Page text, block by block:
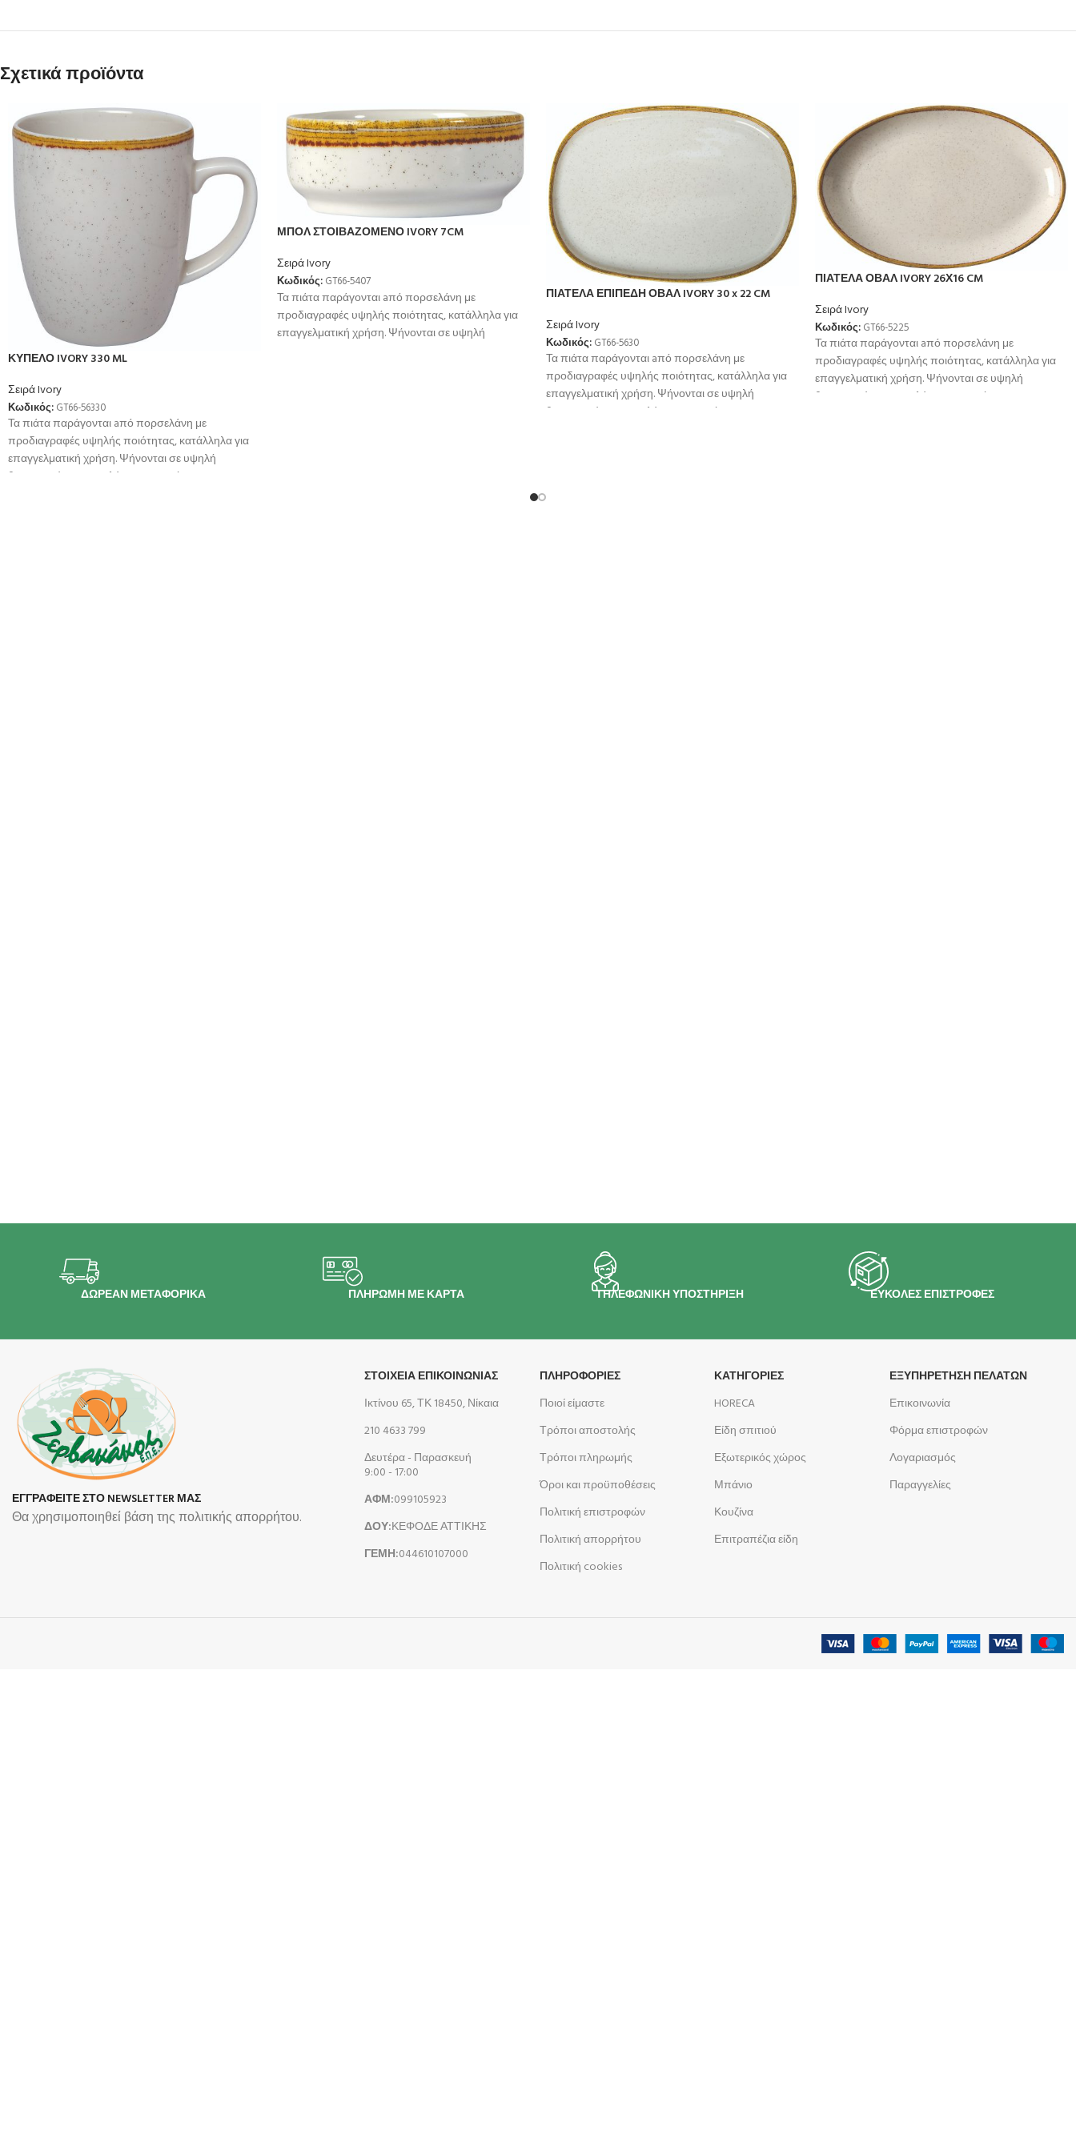
Σχετικά προϊόντα
ΚΥΠΕΛΟ IVORY 330 ML
Σειρά Ivory
Κωδικός: GT66-56330
Τα πιάτα παράγονται aπό πορσελάνη με
προδιαγραφές υψηλής ποιότητας, κατάλληλα για
επαγγελματική χρήση. Ψήνονται σε υψηλή
θερμοκρσία για μεγαλύτερη αντοχή
ΜΠΟΛ ΣΤΟΙΒΑΖΟΜΕΝΟ IVORY 7CM
Σειρά Ivory
Κωδικός: GT66-5407
Τα πιάτα παράγονται aπό πορσελάνη με
προδιαγραφές υψηλής ποιότητας, κατάλληλα για
επαγγελματική χρήση. Ψήνονται σε υψηλή
ΠΙΑΤΕΛΑ ΕΠΙΠΕΔΗ ΟΒΑΛ IVORY 30 x 22 CM
Σειρά Ivory
Κωδικός: GT66-5630
Τα πιάτα παράγονται aπό πορσελάνη με
προδιαγραφές υψηλής ποιότητας, κατάλληλα για
επαγγελματική χρήση. Ψήνονται σε υψηλή
θερμοκρσία για μεγαλύτερη αντοχή
ΠΙΑΤΕΛΑ ΟΒΑΛ IVORY 26Χ16 CM
Σειρά Ivory
Κωδικός: GT66-5225
Τα πιάτα παράγονται aπό πορσελάνη με
προδιαγραφές υψηλής ποιότητας, κατάλληλα για
επαγγελματική χρήση. Ψήνονται σε υψηλή
θερμοκρσία για μεγαλύτερη αντοχή
ΔΩΡΕΑΝ ΜΕΤΑΦΟΡΙΚΑ ΠΛΗΡΩΜΗ ΜΕ ΚΑΡΤΑ ΤΗΛΕΦΩΝΙΚΗ ΥΠΟΣΤΗΡΙΞΗ ΕΥΚΟΛΕΣ ΕΠΙΣΤΡΟΦΕΣ
ΕΓΓΡΑΦΕΙΤΕ ΣΤΟ NEWSLETTER ΜΑΣ
Θα χρησιμοποιηθεί βάση της πολιτικής απορρήτου.
ΣΤΟΙΧΕΙΑ ΕΠΙΚΟΙΝΩΝΙΑΣ
Ικτίνου 65, ΤΚ 18450, Νίκαια
210 4633 799
Δευτέρα - Παρασκευή
9:00 - 17:00
ΑΦΜ:099105923
ΔΟΥ:ΚΕΦΟΔΕ ΑΤΤΙΚΗΣ
ΓΕΜΗ:044610107000
ΠΛΗΡΟΦΟΡΊΕΣ
Ποιοί είμαστε
Τρόποι αποστολής
Τρόποι πληρωμής
Όροι και προϋποθέσεις
Πολιτική επιστροφών
Πολιτική απορρήτου
Πολιτική cookies
ΚΑΤΗΓΟΡΙΕΣ
HORECA
Είδη σπιτιού
Εξωτερικός χώρος
Μπάνιο
Κουζίνα
Επιτραπέζια είδη
ΕΞΥΠΗΡΕΤΗΣΗ ΠΕΛΑΤΩΝ
Επικοινωνία
Φόρμα επιστροφών
Λογαριασμός
Παραγγελίες